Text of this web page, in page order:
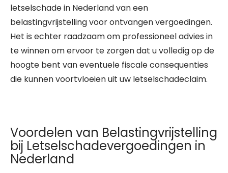
letselschade in Nederland van een
belastingvrijstelling voor ontvangen vergoedingen.
Het is echter raadzaam om professioneel advies in
te winnen om ervoor te zorgen dat u volledig op de
hoogte bent van eventuele fiscale consequenties
die kunnen voortvloeien uit uw letselschadeclaim.
Voordelen van Belastingvrijstelling
bij Letselschadevergoedingen in
Nederland